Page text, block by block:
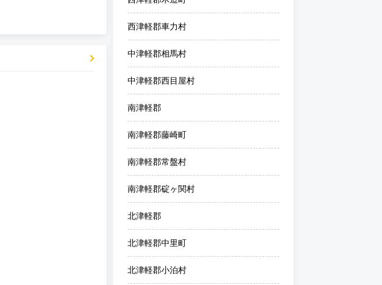
西津軽郡車力村
中津軽郡相馬村
中津軽郡西目屋村
南津軽郡
南津軽郡藤崎町
南津軽郡常盤村
南津軽郡碇ヶ関村
北津軽郡
北津軽郡中里町
北津軽郡小泊村